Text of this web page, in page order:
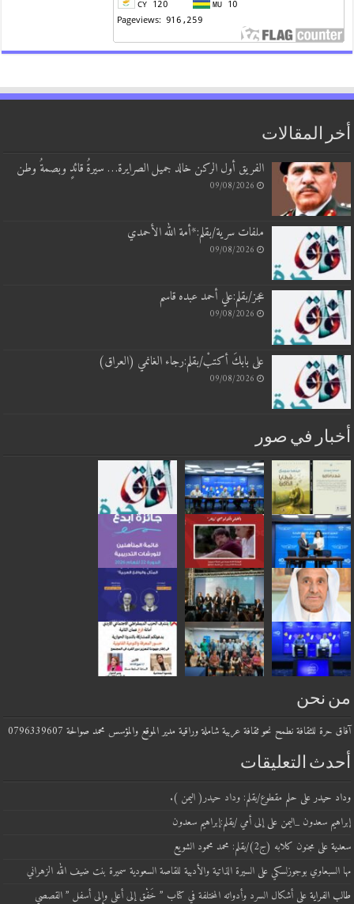
أخر المقالات
الفريق أول الركن خالد جميل الصرايرة… سيرةُ قائدٍ وبصمةُ وطن
09/08/2026
ملفات سرية/بقلم:*أمة الله الأحمدي
09/08/2026
عجز/بقلم:علي أحمد عبده قاسم
09/08/2026
على بابكَ أكتبْ/بقلم:رجاء الغانمي (العراق)
09/08/2026
أخبار في صور
من نحن
آفاق حرة للثقافة نطمح نحو ثقافة عربية شاملة وراقية مدير الموقع والمؤسس محمد صوالحة 0796339607
أحدث التعليقات
وداد حيدر على حلم مقطوع/بقلم: وداد حيدر( اليمن ).
إبراهيم سعدون _اليمن علىإلى أمي /بقلم:إبراهيم سعدون
سعدية علىمجنون كلابه (ج2)/بقلم: محمد محمود الشويع
مها السبعاوي بوجوزلسكي علىالسيرة الذاتية والأدبية للقاصة السعودية سميرة بنت ضيف الله الزهراني
طالب الفراية علىأشكال السرد وأدواته المختلفة في كتاب ” خَفْق إلى أعلى وإلى أسفل ” القصصي